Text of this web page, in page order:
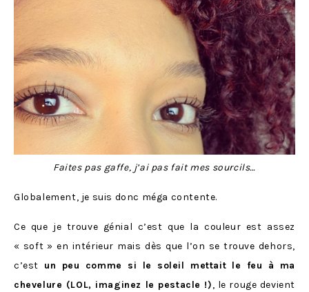
Faites pas gaffe, j’ai pas fait mes sourcils…
Globalement, je suis donc méga contente.
Ce que je trouve génial c’est que la couleur est assez
« soft » en intérieur mais dès que l’on se trouve dehors,
c’est un peu comme si le soleil mettait le feu à ma
chevelure (LOL, imaginez le pestacle !), le rouge devient